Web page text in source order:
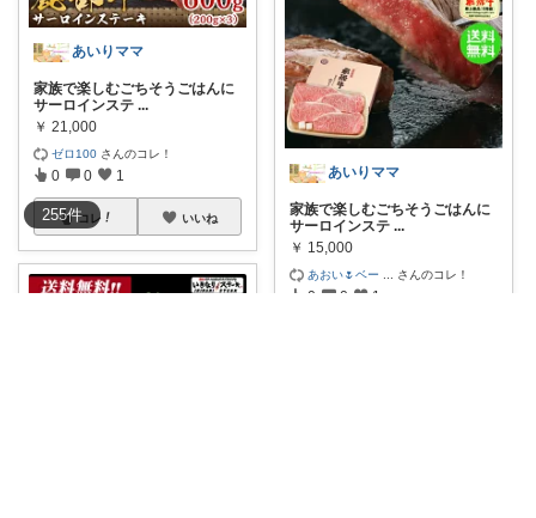
255件
あいりママ
家族で楽しむごちそうごはんに
サーロインステ ...
￥ 21,000
ゼロ100 さんのコレ！
0 0 1
コレ いいね
あいりママ
家族で楽しむごちそうごはんに
サーロインステ ...
￥ 15,000
あおい🌷ベー さんのコレ！
0 0 1